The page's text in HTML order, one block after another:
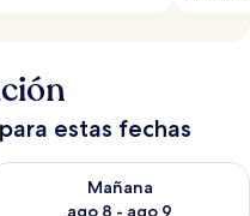
estas fechas
ago 7 - ago 8
Mañana
ago 8 - ago 9
la disponibilidad